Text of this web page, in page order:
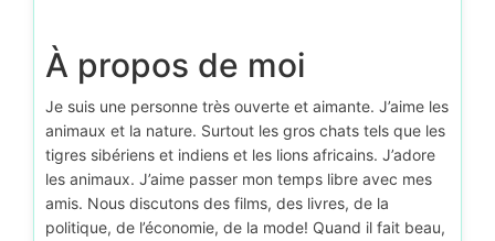
À propos de moi
Je suis une personne très ouverte et aimante. J’aime les
animaux et la nature. Surtout les gros chats tels que les
tigres sibériens et indiens et les lions africains. J’adore
les animaux. J’aime passer mon temps libre avec mes
amis. Nous discutons des films, des livres, de la
politique, de l’économie, de la mode! Quand il fait beau,